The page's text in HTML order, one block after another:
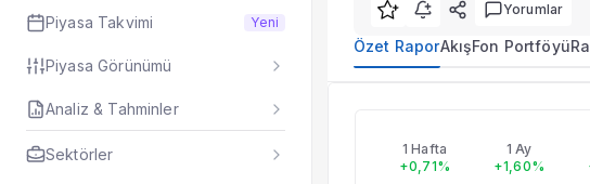
Piyasa Takvimi Yeni
Piyasa Görünümü
Analiz & Tahminler
Sektörler
Fon Portföyü
Rakip Analizi
Fiyat Endeks Değişimi
Özet Rapor
Yorumlar
Özet RaporAkışFon Portföyü
1 Hafta
+0,71%
1 Ay
+1,60%